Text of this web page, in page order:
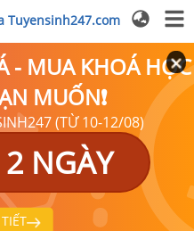
Tuyensinh247.com
- MUA KHOÁ HỌC
MUỐN❗
(TỪ 10-12/08)
NGÀY